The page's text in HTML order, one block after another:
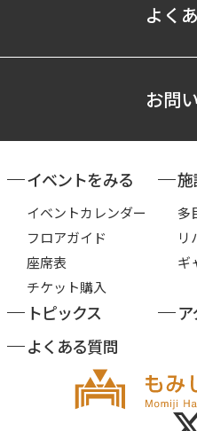
よく
お問
イベントをみる
イベントカレンダー
フロアガイド
座席表
チケット購入
施
多
リ
ギ
トピックス
よくある質問